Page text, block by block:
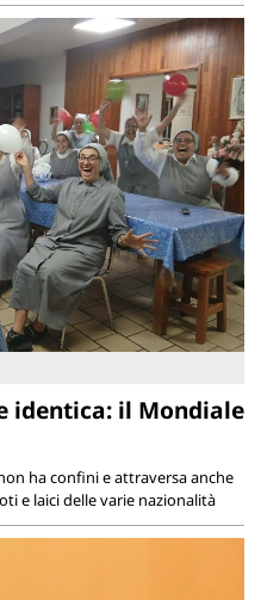
identica: il Mondiale
ha confini e attraversa anche
e laici delle varie nazionalità